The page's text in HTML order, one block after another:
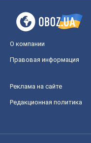
О компании
Правовая информация
Реклама на сайте
Редакционная политика